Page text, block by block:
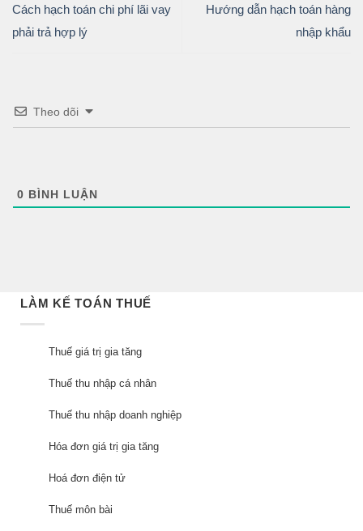
Cách hạch toán chi phí lãi vay
phải trả hợp lý
Hướng dẫn hạch toán hàng
nhập khẩu
Theo dõi
0 BÌNH LUẬN
LÀM KẾ TOÁN THUẾ
Thuế giá trị gia tăng
Thuế thu nhập cá nhân
Thuế thu nhập doanh nghiệp
Hóa đơn giá trị gia tăng
Hoá đơn điện tử
Thuế môn bài